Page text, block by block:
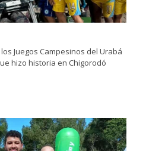
Juegos Campesinos del Urabá
hizo historia en Chigorodó